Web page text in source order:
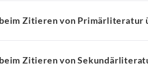
Zitieren von Primärliteratur
Zitieren von